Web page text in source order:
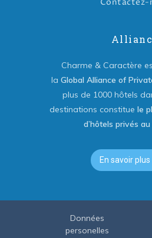
Charme & Caractère
la Global Alliance of
plus de 1000 hôtels
destinations constitue le
d’hôtels privés
En savoir plus
Données
personelles